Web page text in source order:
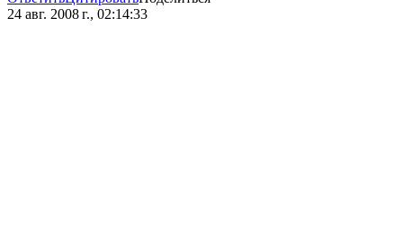
24 авг. 2008 г., 02:14:33